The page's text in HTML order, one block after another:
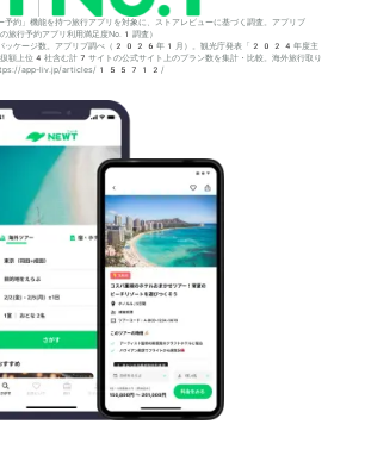
約」機能を持つ旅行アプリを対象に、ストアレビューに基づく調査。アプリブ
予約アプリ利用満足度No.1調査）
パッケージ数。アプリブ調べ（2026年1月）。観光庁発表「2024年度主
額上位4社含む計7サイトの公式サイト上のプラン数を集計・比較。海外旅行取り
https://app-liv.jp/articles/155712/